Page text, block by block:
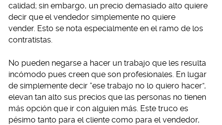
calidad; sin embargo, un precio demasiado alto quiere
decir que el vendedor simplemente no quiere
vender. Esto se nota especialmente en el ramo de los
contratistas.
No pueden negarse a hacer un trabajo que les resulta
incómodo pues creen que son profesionales. En lugar
de simplemente decir “ese trabajo no lo quiero hacer”,
elevan tan alto sus precios que las personas no tienen
más opción que ir con alguien más. Este truco es
pésimo tanto para el cliente como para el vendedor,